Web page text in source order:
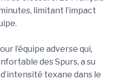
limitant l’impact
l’équipe adverse qui,
des Spurs, a su
texane dans le